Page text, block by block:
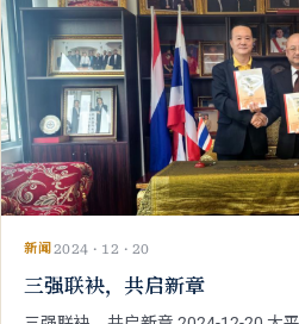
新闻 2024 · 12 · 20
三强联袂，共启新章